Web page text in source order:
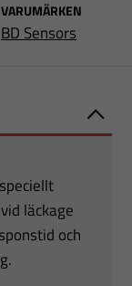
VARUMÄRKEN
BD Sensors
läckage
och